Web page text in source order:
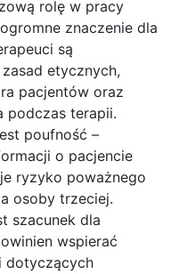
rolę w pracy
znaczenie dla
są
etycznych,
pacjentów oraz
podczas terapii.
poufność –
o pacjencie
ryzyko poważnego
osoby trzeciej.
szacunek dla
wspierać
dotyczących